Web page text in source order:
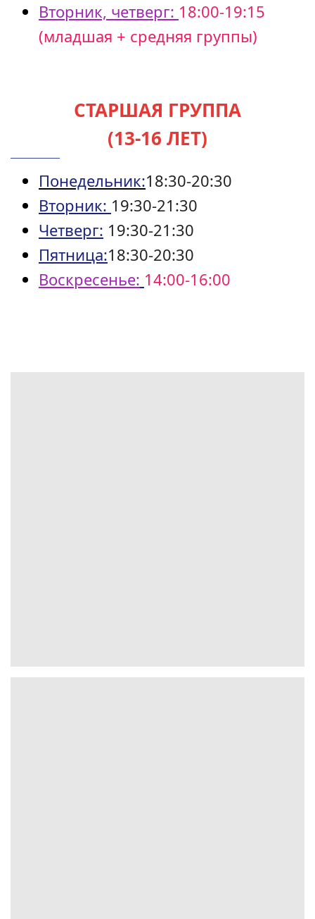
Вторник, четверг: 18:00-19:15
(младшая + средняя группы)
СТАРШАЯ ГРУППА
(13-16 ЛЕТ)
Понедельник:18:30-20:30
Вторник: 19:30-21:30
Четверг: 19:30-21:30
Пятница:18:30-20:30
Воскресенье: 14:00-16:00